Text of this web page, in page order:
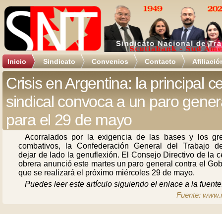
Inicio Sindicato Convenios Contacto
Crisis en Argentina: la principal
sindical convoca a un paro
para el 29 de mayo
Acorralados por la exigencia de las bases y los
combativos, la Confederación General del Trabajo
dejar de lado la genuflexión. El Consejo Directivo de la
obrera anunció este martes un paro general contra el
que se realizará el próximo miércoles 29 de mayo.
Puedes leer este artículo siguiendo el enlace a la
Fuente: